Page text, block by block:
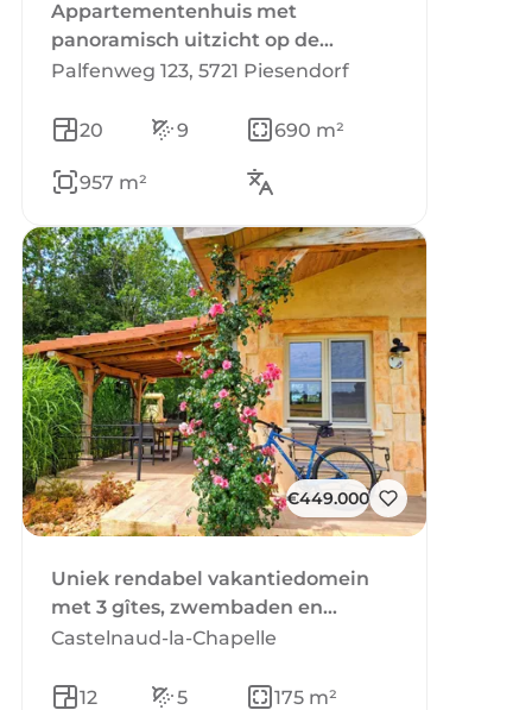
Appartementenhuis met
panoramisch uitzicht op de
Kitzsteinhorn in Oostenrijk
Palfenweg 123, 5721 Piesendorf
20 9 690 m²
957 m²
€449.000
Uniek rendabel vakantiedomein
met 3 gîtes, zwembaden en
bouwgrond in Frankrijk, Dordogne
Castelnaud-la-Chapelle
12 5 175 m²